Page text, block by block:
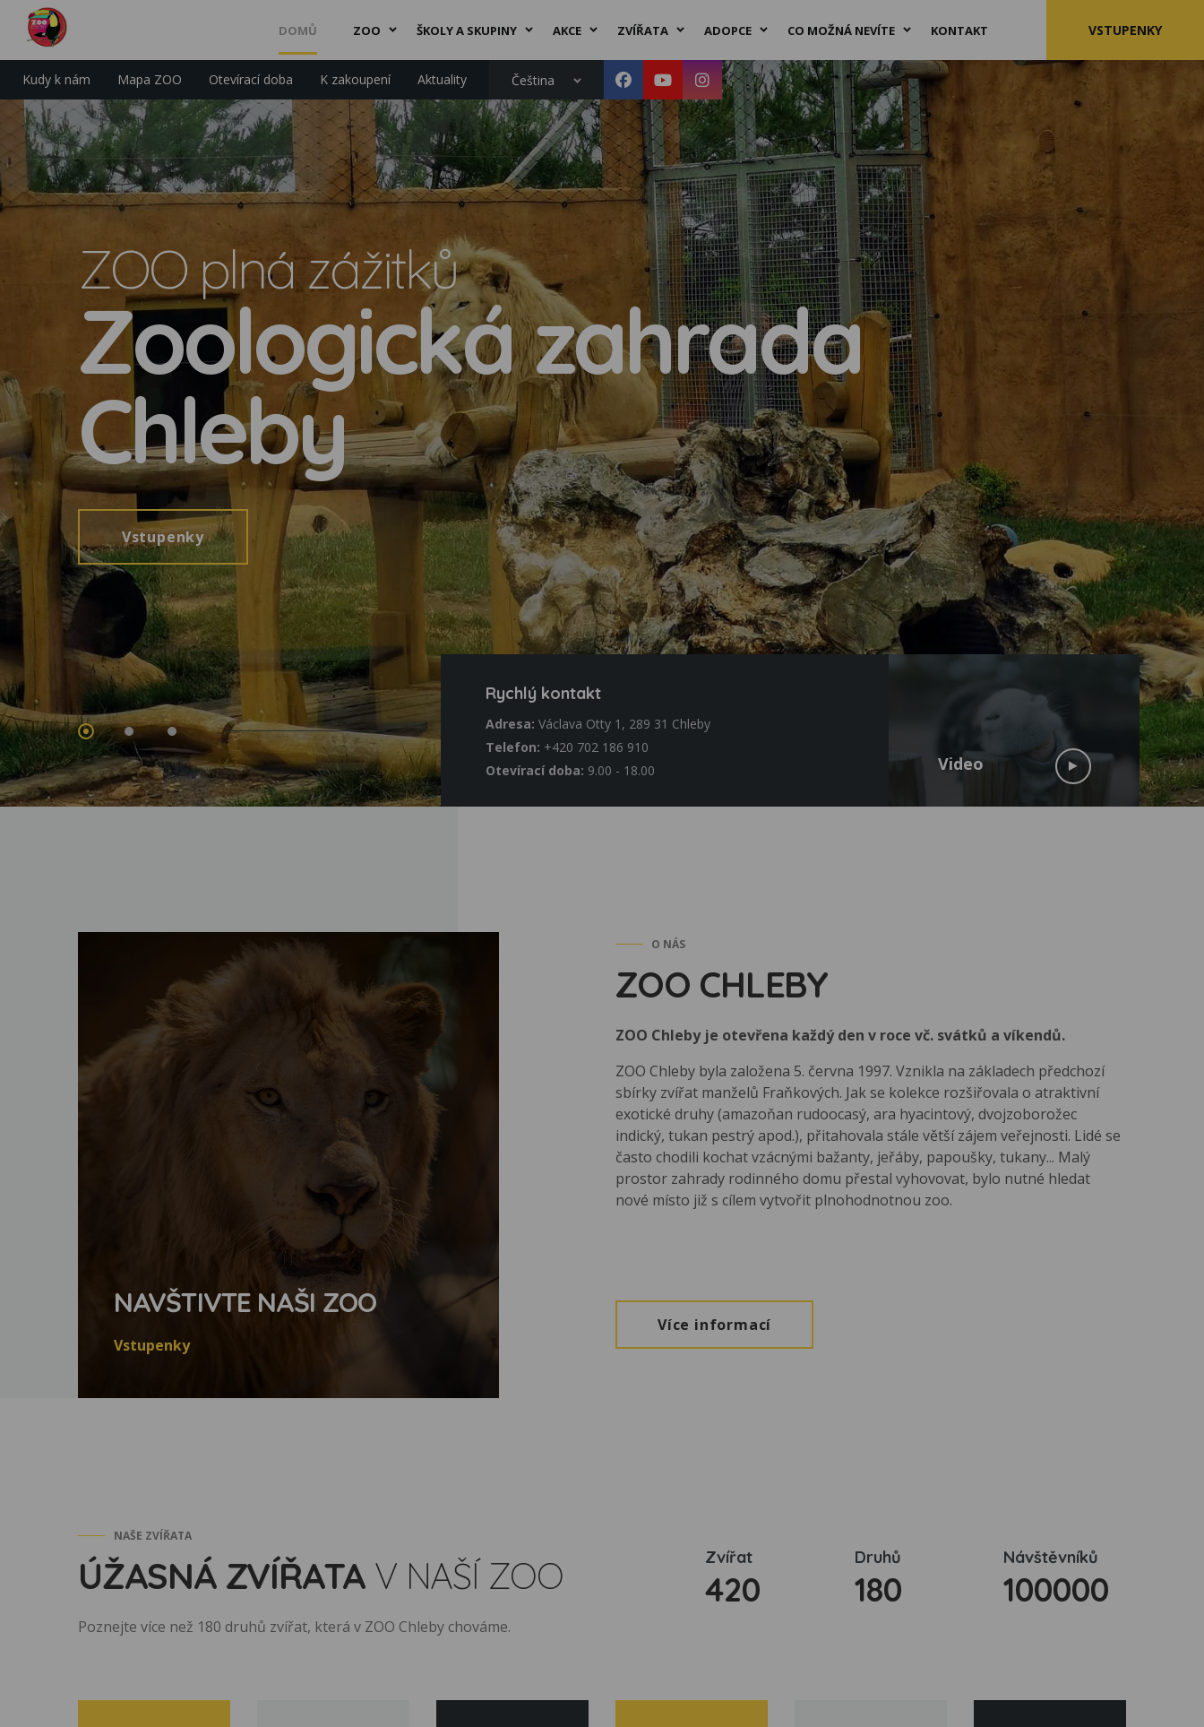
DOMŮ ZOO ŠKOLY A SKUPINY AKCE ZVÍŘATA ADOPCE CO MOŽNÁ NEVÍTE KONTAKT VSTUPENKY
Kudy k nám Mapa ZOO Otevírací doba K zakoupení Aktuality Čeština
ZOO plná zážitků
Zoologická zahrada
Chleby
Vstupenky
Rychlý kontakt
Adresa: Václava Otty 1, 289 31 Chleby
Telefon: +420 702 186 910
Otevírací doba: 9.00 - 18.00 Video
NAVŠTIVTE NAŠI ZOO
Vstupenky
O NÁS
ZOO CHLEBY
ZOO Chleby je otevřena každý den v roce vč. svátků a víkendů.
ZOO Chleby byla založena 5. června 1997. Vznikla na základech předchozí
sbírky zvířat manželů Fraňkových. Jak se kolekce rozšiřovala o atraktivní
exotické druhy (amazoňan rudoocasý, ara hyacintový, dvojzoborožec
indický, tukan pestrý apod.), přitahovala stále větší zájem veřejnosti. Lidé se
často chodili kochat vzácnými bažanty, jeřáby, papoušky, tukany... Malý
prostor zahrady rodinného domu přestal vyhovovat, bylo nutné hledat
nové místo již s cílem vytvořit plnohodnotnou zoo.
Více informací
NAŠE ZVÍŘATA
ÚŽASNÁ ZVÍŘATA V NAŠÍ ZOO
Poznejte více než 180 druhů zvířat, která v ZOO Chleby chováme.
Zvířat
420
Druhů
180
Návštěvníků
100000